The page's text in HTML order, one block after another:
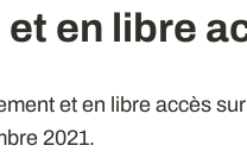
en libre
et en libre accès
2021.